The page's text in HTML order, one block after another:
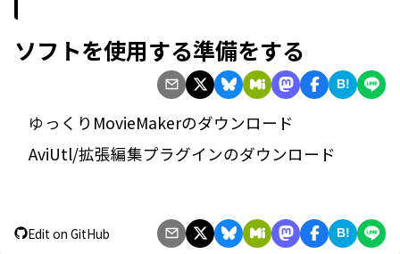
ソフトを使用する準備をする
B!
ゆっくりMovieMakerのダウンロード
AviUtl/拡張編集プラグインのダウンロード
Edit on GitHub B!